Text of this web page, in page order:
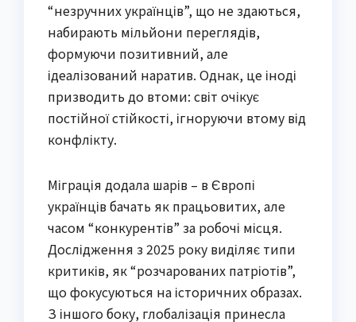
“незручних українців”, що не здаються,
набирають мільйони переглядів,
формуючи позитивний, але
ідеалізований наратив. Однак, це іноді
призводить до втоми: світ очікує
постійної стійкості, ігноруючи втому від
конфлікту.
Міграція додала шарів – в Європі
українців бачать як працьовитих, але
часом “конкурентів” за робочі місця.
Дослідження з 2025 року виділяє типи
критиків, як “розчарованих патріотів”,
що фокусуються на історичних образах.
З іншого боку, глобалізація принесла